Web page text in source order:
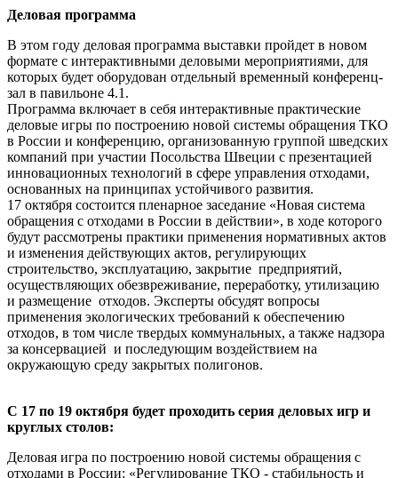
Деловая программа
В этом году деловая программа выставки пройдет в новом
формате с интерактивными деловыми мероприятиями, для
которых будет оборудован отдельный временный конференц-
зал в павильоне 4.1.
Программа включает в себя интерактивные практические
деловые игры по построению новой системы обращения ТКО
в России и конференцию, организованную группой шведских
компаний при участии Посольства Швеции с презентацией
инновационных технологий в сфере управления отходами,
основанных на принципах устойчивого развития.
17 октября состоится пленарное заседание «Новая система
обращения с отходами в России в действии», в ходе которого
будут рассмотрены практики применения нормативных актов
и изменения действующих актов, регулирующих
строительство, эксплуатацию, закрытие предприятий,
осуществляющих обезвреживание, переработку, утилизацию
и размещение отходов. Эксперты обсудят вопросы
применения экологических требований к обеспечению
отходов, в том числе твердых коммунальных, а также надзора
за консервацией и последующим воздействием на
окружающую среду закрытых полигонов.
С 17 по 19 октября будет проходить серия деловых игр и
круглых столов:
Деловая игра по построению новой системы обращения с
отходами в России: «Регулирование ТКО - стабильность и